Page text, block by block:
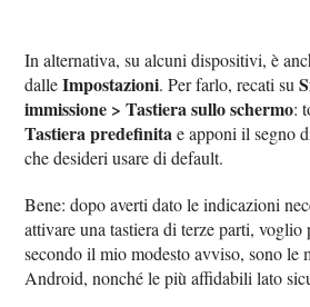
In alternativa, su alcuni dispositivi, è
dalleImpostazioni. Per farlo, recati su
immissione > Tastiera sullo schermo:
Tastiera predefinitae apponi il segno
che desideri usare di default.
Bene: dopo averti dato le indicazioni
attivare una tastiera di terze parti,
secondo il mio modesto avviso, sono le
Android, nonché le più affidabili lato